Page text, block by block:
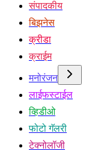
संपादकीय
बिझनेस
क्रीडा
क्राईम
मनोरंजन
लाईफस्टाईल
व्हिडीओ
फोटो गॅलरी
टेक्नोलॉजी